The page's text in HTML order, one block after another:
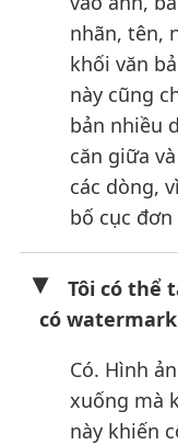
nhãn, tên,
khối văn
này cũng
bản nhiều
căn giữa
các dòng,
bố cục
Tôi có thể
có
Có. Hình
xuống mà
này khiến